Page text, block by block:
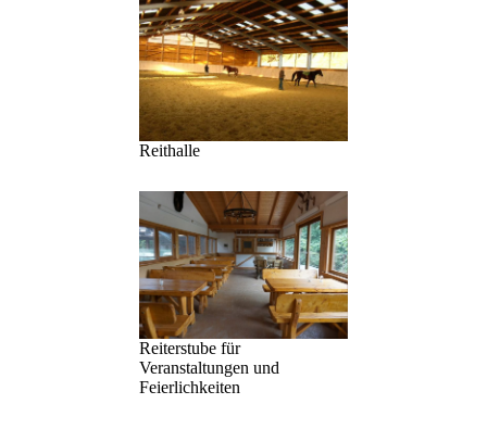
Reithalle
Reiterstube für
Veranstaltungen und
Feierlichkeiten